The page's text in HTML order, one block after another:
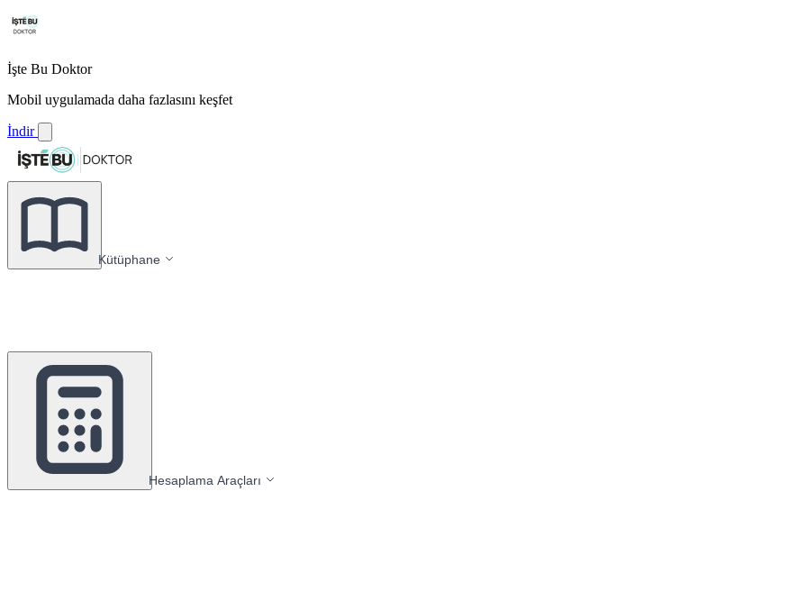
İşte Bu Doktor
Mobil uygulamada daha fazlasını keşfet
İndir
Kütüphane
Hesaplama Araçları